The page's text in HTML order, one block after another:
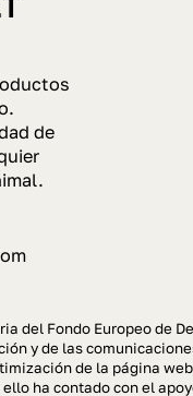
de
del Fondo Europeo de
y de las
de la página
ha contado con el